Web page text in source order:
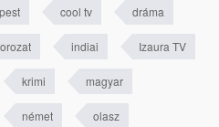
cool tv dráma
indiai Izaura TV
krimi magyar
német olasz